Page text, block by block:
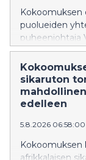
julkisen
Kokoomuksen
puolueiden
puheenjohtaja
odotetun ja
taloudessa.
samalla, kun
pienennettyä.
sikaruton
edelleen
5.8.2026 06:58:00
Kokoomuksen
afrikkalaisen